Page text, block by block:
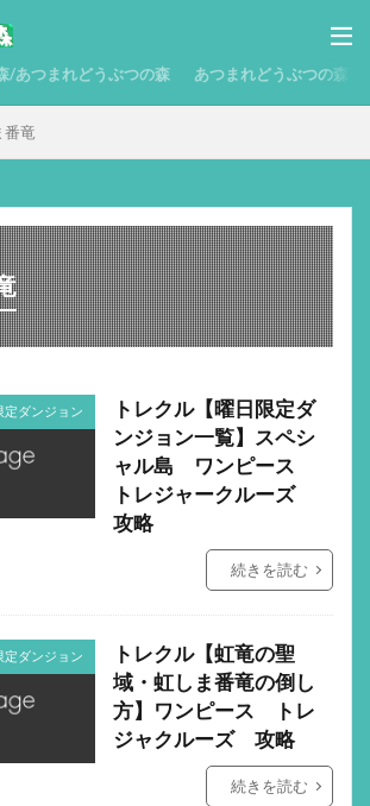
/あつまれどうぶつの森 あつまれどうぶつの森
番竜
定ダンジョン
トレクル【曜日限定ダ
ンジョン一覧】スペシ
ャル島 ワンピース
トレジャークルーズ
攻略
続きを読む
定ダンジョン
トレクル【虹竜の聖
域・虹しま番竜の倒し
方】ワンピース トレ
ジャクルーズ 攻略
続きを読む